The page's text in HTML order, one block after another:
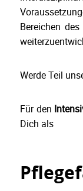
Bereichen
Werde Teil
Für den
Dich als